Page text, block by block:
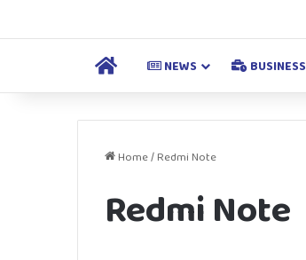
HOME NEWS BUSINESS
Home/Redmi Note
Redmi Note